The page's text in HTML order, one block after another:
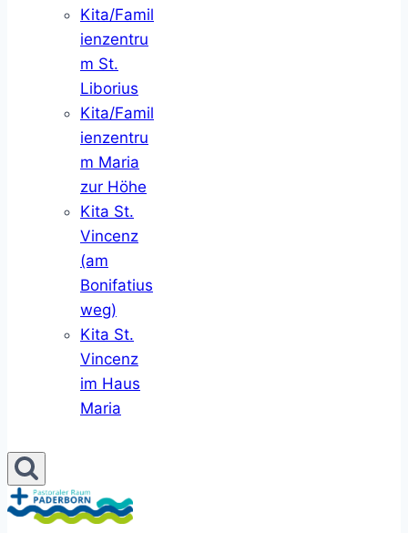
Kita/Famil
ienzentru
m St.
Liborius
Kita/Famil
ienzentru
m Maria
zur Höhe
Kita St.
Vincenz
(am
Bonifatius
weg)
Kita St.
Vincenz
im Haus
Maria